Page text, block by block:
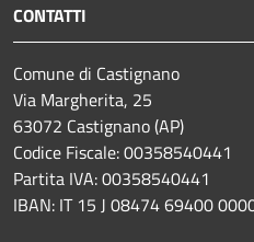
CONTATTI
Comune di Castignano
Via Margherita, 25
63072 Castignano (AP)
Codice Fiscale: 00358540441
Partita IVA: 00358540441
IBAN: IT 15 J 08474 69400